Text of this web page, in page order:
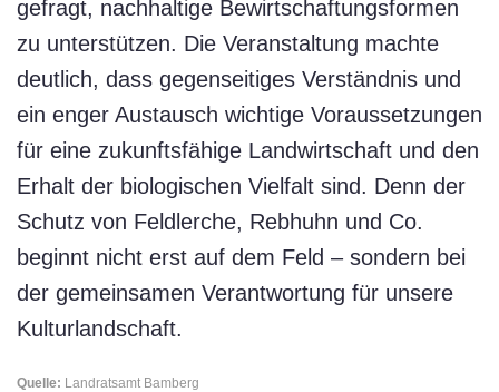
gefragt, nachhaltige Bewirtschaftungsformen
zu unterstützen. Die Veranstaltung machte
deutlich, dass gegenseitiges Verständnis und
ein enger Austausch wichtige Voraussetzungen
für eine zukunftsfähige Landwirtschaft und den
Erhalt der biologischen Vielfalt sind. Denn der
Schutz von Feldlerche, Rebhuhn und Co.
beginnt nicht erst auf dem Feld – sondern bei
der gemeinsamen Verantwortung für unsere
Kulturlandschaft.
Quelle: Landratsamt Bamberg